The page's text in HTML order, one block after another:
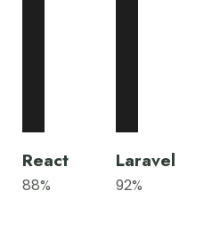
React
88%
Laravel
92%